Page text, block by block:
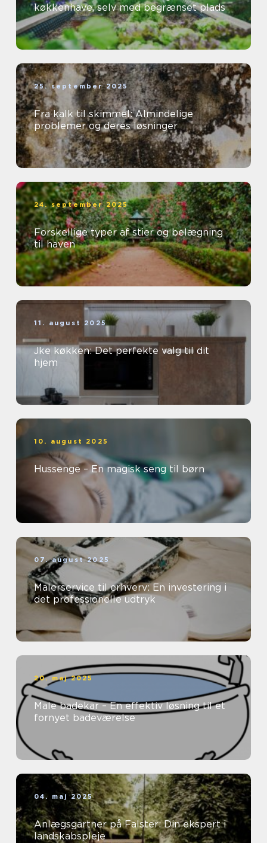
køkkenhave, selv med begrænset plads
25. september 2025
Fra kalk til skimmel: Almindelige
problemer og deres løsninger
24. september 2025
Forskellige typer af stier og belægning
til haven
11. august 2025
Jke køkken: Det perfekte valg til dit
hjem
10. august 2025
Hussenge – En magisk seng til børn
07. august 2025
Malerservice til erhverv: En investering i
det professionelle udtryk
20. maj 2025
Male badekar – En effektiv løsning til et
fornyet badeværelse
04. maj 2025
Anlægsgartner på Falster: Din ekspert i
landskabspleje